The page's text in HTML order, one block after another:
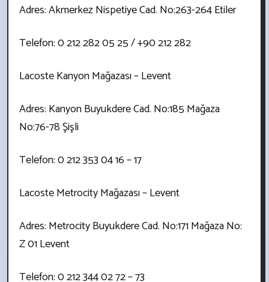
Adres: Akmerkez Nispetiye Cad. No:263-264 Etiler
Telefon: 0 212 282 05 25 / +90 212 282
Lacoste Kanyon Mağazası – Levent
Adres: Kanyon Buyukdere Cad. No:185 Mağaza
No:76-78 Şişli
Telefon: 0 212 353 04 16 – 17
Lacoste Metrocity Mağazası – Levent
Adres: Metrocity Buyukdere Cad. No:171 Mağaza No:
Z 01 Levent
Telefon: 0 212 344 02 72 – 73